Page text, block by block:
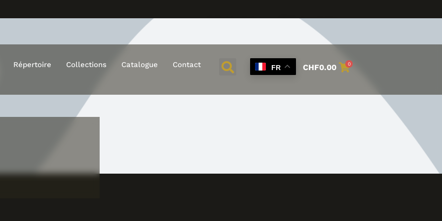
Mon compte
Répertoire Collections Catalogue Contact FR CHF0.00 0